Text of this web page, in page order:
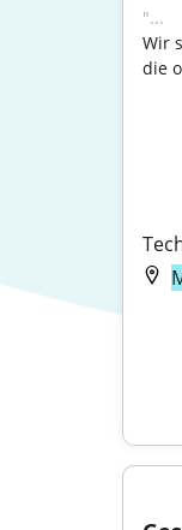
"...
Wir
die